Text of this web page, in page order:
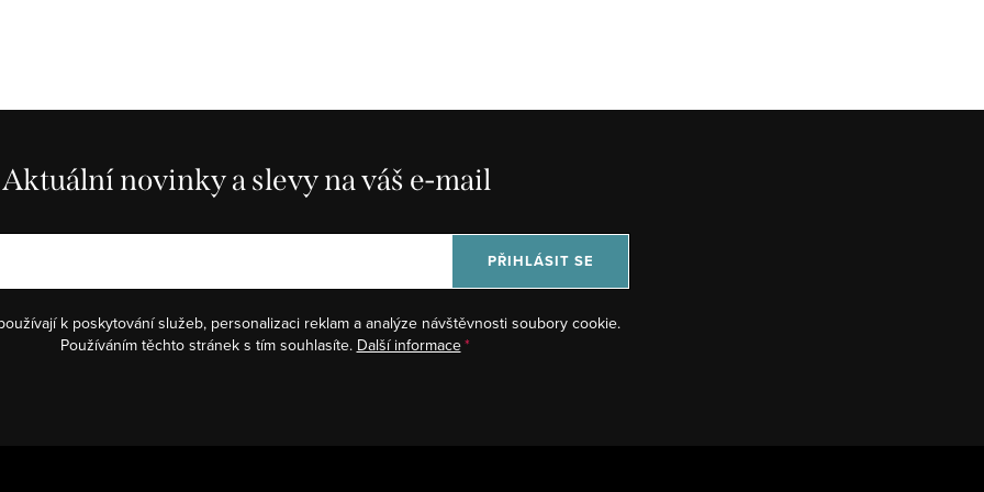
Aktuální novinky a slevy na váš e-mail
k poskytování služeb, personalizaci reklam a analýze návštěvnosti soubory cookie.
Používáním těchto stránek s tím souhlasíte. Další informace
PŘIHLÁSIT SE